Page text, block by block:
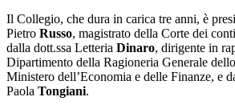
Il Collegio, che dura in carica tre anni, è
Pietro Russo, magistrato della Corte dei
dalla dott.ssa Letteria Dinaro, dirigente in
Dipartimento della Ragioneria Generale
Ministero dell’Economia e delle Finanze, e
Paola Tongiani.